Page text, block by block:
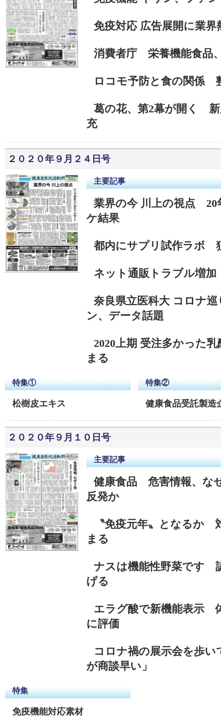
免疫対応 広告展開に業界
消費者庁 栄養機能食品
ロコモ予防と食の関係
葛の花、第2幕が開く
充
２０２０年９月２４日号
主要記事
業界の今 川上の視点 20
ケ結果
都内にサプリ試作ラボ
ネット通販トラブル増
奈良県立医科大 コロナ
ン、データ話題
2020上期 受注多かった
まる
特集①
松樹皮エキス
特集②
健康食品受託製造
２０２０年９月１０日号
主要記事
健康食品 危害情報、な
反発か
〝免疫元年〟となるか
まる
ナスは機能性野菜です
げる
エラグ酸で新機能表示
に評価
コロナ禍の展示会を歩
が商談早い」
特集
免疫機能対応素材